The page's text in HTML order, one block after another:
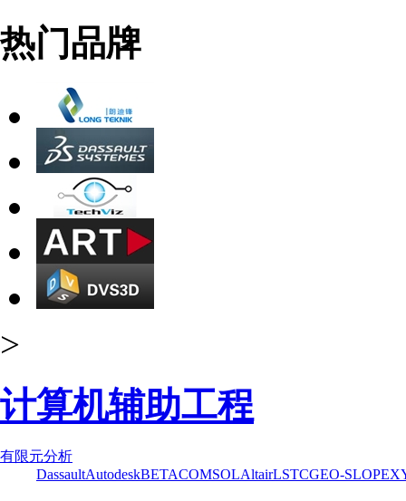
热门品牌
>
计算机辅助工程
有限元分析
DassaultAutodeskBETACOMSOLAltairLSTCGEO-SLOPE